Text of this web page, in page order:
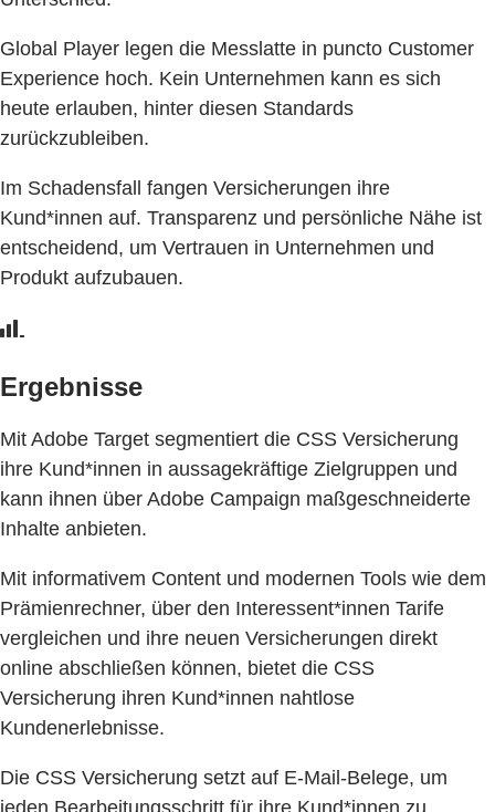
Global Player legen die Messlatte in puncto Customer
Experience hoch. Kein Unternehmen kann es sich
heute erlauben, hinter diesen Standards
zurückzubleiben.
Im Schadensfall fangen Versicherungen ihre
Kund*innen auf. Transparenz und persönliche Nähe ist
entscheidend, um Vertrauen in Unternehmen und
Produkt aufzubauen.
Ergebnisse
Mit Adobe Target segmentiert die CSS Versicherung
ihre Kund*innen in aussagekräftige Zielgruppen und
kann ihnen über Adobe Campaign maßgeschneiderte
Inhalte anbieten.
Mit informativem Content und modernen Tools wie dem
Prämienrechner, über den Interessent*innen Tarife
vergleichen und ihre neuen Versicherungen direkt
online abschließen können, bietet die CSS
Versicherung ihren Kund*innen nahtlose
Kundenerlebnisse.
Die CSS Versicherung setzt auf E-Mail-Belege, um